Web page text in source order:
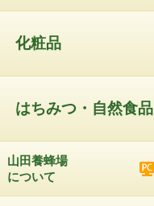
化粧品
はちみつ・自然食品
山田養蜂場
について